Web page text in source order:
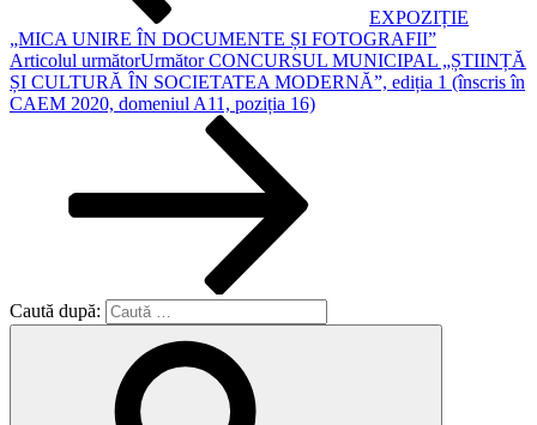
EXPOZIȚIE
„MICA UNIRE ÎN DOCUMENTE ȘI FOTOGRAFII”
Articolul următorUrmător CONCURSUL MUNICIPAL „ȘTIINȚĂ
ȘI CULTURĂ ÎN SOCIETATEA MODERNĂ”, ediția 1 (înscris în
CAEM 2020, domeniul A11, poziția 16)
Caută după: